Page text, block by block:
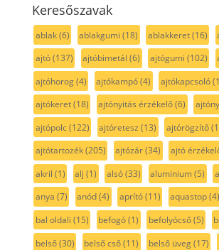
Keresőszavak
ablak(6) ablakgumi (18) ablakkeret(16)
ajtó(137) ajtóbimetál (6) ajtógumi (102)
ajtóhorog(4) ajtókampó(4) ajtókapcsoló
ajtókeret(18) ajtónyitás érzékelő(6)
ajtópolc(122) ajtóretesz (13) ajtórögzítő
ajtótartozék(205) ajtózár(34) ajtó
akril (1) alj (1) alsó(33) aluminium(5)
anya (7) anód(4) aprító(11) aquastop(4)
bal oldali (15) befogó(1) befolyócső(5)
belső(30) belső cső(11) belső üveg(17)